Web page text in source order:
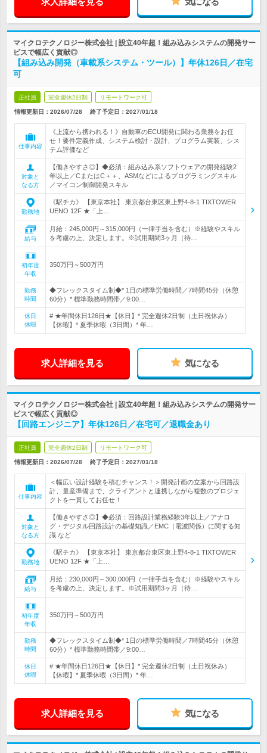
マイクロテクノロジー株式会社 | 設立40年超！組み込みシステムの開発サー
ビスで幅広く貢献◎
【組み込み開発（車載系システム・ツール）】年休126日／在宅
可
正社員 完全週休2日制 リモートワーク可
情報更新日：2026/07/28 終了予定日： 2027/01/18
仕事内容
《上流から携われる！》自動車のECU開発に関わる業務をお任
せ！要件定義作成、システム検討・設計、プログラム実装、シス
テム評価など
対象と
なる方
【働きやすさ◎】◆必須：組み込み系ソフトウェアの開発経験2
年以上／CまたはC＋＋、ASMなどによるプログラミングスキル
／マイコン制御開発スキル
勤務地
《駅チカ》 【東京本社】 東京都台東区東上野4-8-1 TIXTOWER
UENO 12F ★「上…
給与
月給：245,000円～315,000円（一律手当を含む）※経験やスキル
を考慮の上、決定します。※試用期間3ヶ月（待…
初年度
年収
350万円～500万円
勤務
時間
◆フレックスタイム制◆* 1日の標準労働時間／7時間45分（休憩
60分）* 標準勤務時間帯／9:00…
休日
休暇
# ★年間休日126日★【休日】* 完全週休2日制（土日祝休み）
【休暇】* 夏季休暇（3日間）* 年…
求人詳細を見る 気になる
マイクロテクノロジー株式会社 | 設立40年超！組み込みシステムの開発サー
ビスで幅広く貢献◎
【回路エンジニア】年休126日／在宅可／退職金あり
正社員 完全週休2日制 リモートワーク可
情報更新日：2026/07/28 終了予定日： 2027/01/18
仕事内容
＜幅広い設計経験を積むチャンス！＞開発計画の立案から回路設
計、量産準備まで、クライアントと連携しながら複数のプロジェ
クトを一貫してお任せ！
対象と
なる方
【働きやすさ◎】◆必須：回路設計業務経験3年以上／アナロ
グ・デジタル回路設計の基礎知識／EMC（電波関係）に関する知
識 など
勤務地
《駅チカ》 【東京本社】 東京都台東区東上野4-8-1 TIXTOWER
UENO 12F ★「上…
給与
月給：230,000円～300,000円（一律手当を含む）※経験やスキル
を考慮の上、決定します。※試用期間3ヶ月（待…
初年度
年収
350万円～500万円
勤務
時間
◆フレックスタイム制◆* 1日の標準労働時間／7時間45分（休憩
60分）* 標準勤務時間帯／9:00…
休日
休暇
# ★年間休日126日★【休日】* 完全週休2日制（土日祝休み）
【休暇】* 夏季休暇（3日間）* 年…
求人詳細を見る 気になる